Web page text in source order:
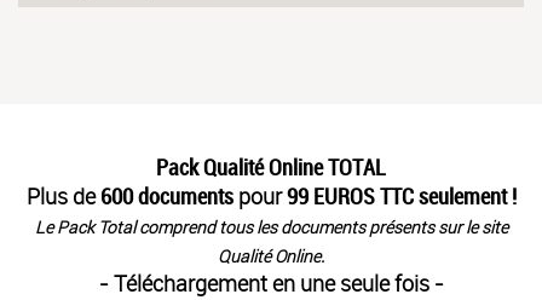
Pack Qualité Online TOTAL
Plus de600 documentspour99 EUROS TTC seulement !
Le Pack Total comprend tous les documents présents sur le site
Qualité Online.
- Téléchargement en une seule fois -